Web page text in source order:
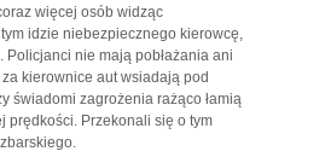
więcej osób widząc
idzie niebezpiecznego kierowcę,
nie mają pobłażania ani
kierownice aut wsiadają pod
świadomi zagrożenia rażąco łamią
prędkości. Przekonali się o tym